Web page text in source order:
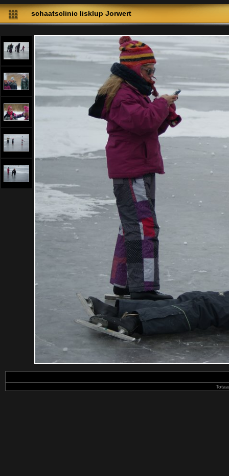
schaatsclinic Iisklup Jorwert